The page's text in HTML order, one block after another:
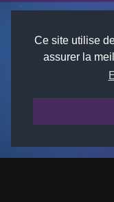
Ce site utilise
assurer la